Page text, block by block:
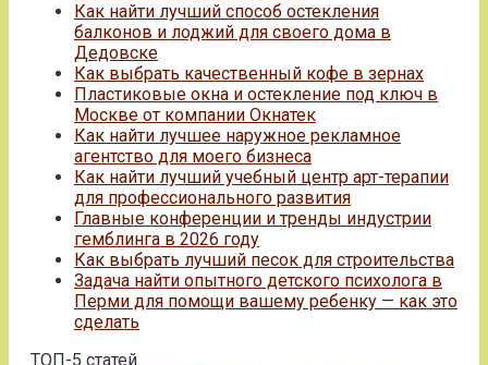
Как найти лучший способ остекления
балконов и лоджий для своего дома в
Дедовске
Как выбрать качественный кофе в зернах
Пластиковые окна и остекление под ключ в
Москве от компании Окнатек
Как найти лучшее наружное рекламное
агентство для моего бизнеса
Как найти лучший учебный центр арт-терапии
для профессионального развития
Главные конференции и тренды индустрии
гемблинга в 2026 году
Как выбрать лучший песок для строительства
Задача найти опытного детского психолога в
Перми для помощи вашему ребенку — как это
сделать
ТОП-5 статей